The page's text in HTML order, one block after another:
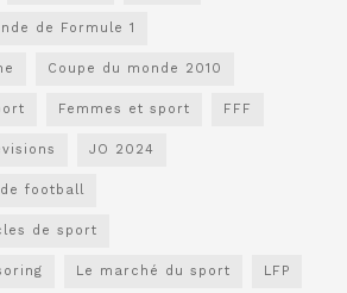
de Formule 1
Coupe du monde 2010
Femmes et sport FFF
JO 2024
football
de sport
Le marché du sport LFP